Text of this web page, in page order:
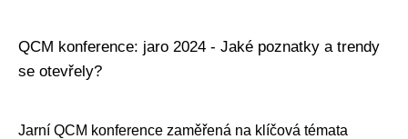
QCM konference: jaro 2024 - Jaké poznatky a trendy
se otevřely?
Jarní QCM konference zaměřená na klíčová témata